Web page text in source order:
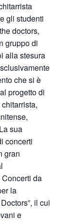
gli studenti
doctors,
gruppo di
alla stesura
che si è
progetto di
sua
concerti
gran
da
la
il cui
e